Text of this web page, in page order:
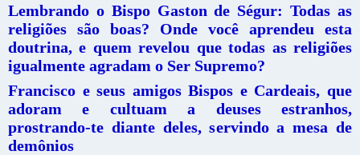
Lembrando o Bispo Gaston de Ségur: Todas as
religiões são boas? Onde você aprendeu esta
doutrina, e quem revelou que todas as religiões
igualmente agradam o Ser Supremo?
Francisco e seus amigos Bispos e Cardeais, que
adoram e cultuam a deuses estranhos,
prostrando-te diante deles, servindo a mesa de
demônios